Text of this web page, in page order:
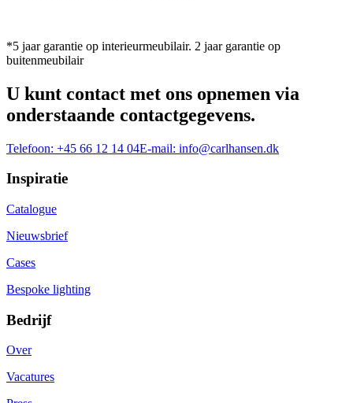
*5 jaar garantie op interieurmeubilair. 2 jaar garantie op
buitenmeubilair
U kunt contact met ons opnemen via
onderstaande contactgegevens.
Telefoon: +45 66 12 14 04E-mail: info@carlhansen.dk
Inspiratie
Catalogue
Nieuwsbrief
Cases
Bespoke lighting
Bedrijf
Over
Vacatures